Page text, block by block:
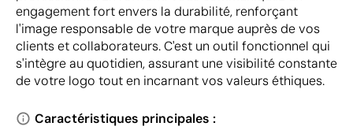
engagement fort envers la durabilité, renforçant
l'image responsable de votre marque auprès de vos
clients et collaborateurs. C'est un outil fonctionnel qui
s'intègre au quotidien, assurant une visibilité constante
de votre logo tout en incarnant vos valeurs éthiques.
Caractéristiques principales :